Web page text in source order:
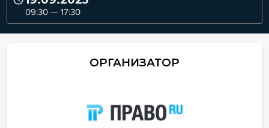
09:30 — 17:30
ОРГАНИЗАТОР